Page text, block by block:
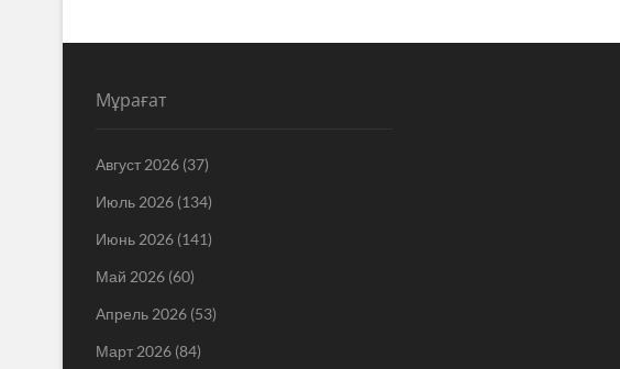
Мұрағат
Август 2026 (37)
Июль 2026 (134)
Июнь 2026 (141)
Май 2026 (60)
Апрель 2026 (53)
Март 2026 (84)